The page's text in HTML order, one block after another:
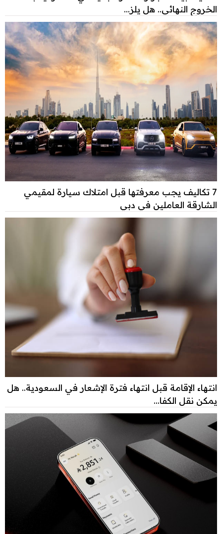
الخروج النهائي.. هل يلز...
7 تكاليف يجب معرفتها قبل امتلاك سيارة لمقيمي
الشارقة العاملين في دبي
انتهاء الإقامة قبل انتهاء فترة الإشعار في السعودية.. هل
يمكن نقل الكفا...